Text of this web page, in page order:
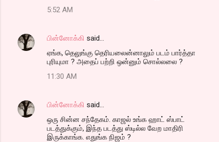
5:52 AM
பின்னோக்கி said…
ஏங்க, தெலுங்கு தெரியலைன்னாலும் படம் பார்த்தா
புரியுமா ? அதைப் பற்றி ஒன்னும் சொல்லலை ?
11:30 AM
பின்னோக்கி said…
ஒரு சின்ன சந்தேகம். காஜல் உங்க ஹாட் ஸ்பாட்
படத்துக்கும், இந்த படத்து ஸ்டில்ல வேற மாதிரி
இருக்காங்க. எதுங்க நிஜம் ?